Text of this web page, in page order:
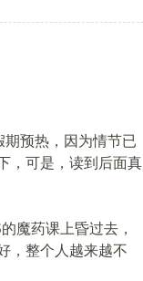
预热，因为情节已
，可是，读到后面真
魔药课上昏过去，
，整个人越来越不